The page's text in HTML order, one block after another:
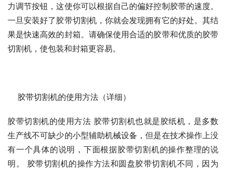
力调节按钮，这使你可以根据自己的偏好控制胶带的速度。
一旦安装好了胶带切割机，你就会发现拥有它的好处。其结
果是快速高效的封箱。请确保使用合适的胶带和优质的胶带
切割机，使包装和封箱更容易。
    胶带切割机的使用方法（详细）
胶带切割机的使用方法 胶带切割机也就是胶纸机，是多数
生产线不可缺少的小型辅助机械设备，但是在技术操作上没
有一个具体的说明，下面根据胶带切割机的操作整理的说
明。 胶带切割机的操作方法和圆盘胶带切割机不同，因为